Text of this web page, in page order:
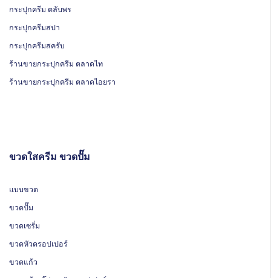
กระปุกครีม ตลับพร
กระปุกครีมสปา
กระปุกครีมสครับ
ร้านขายกระปุกครีม ตลาดไท
ร้านขายกระปุกครีม ตลาดไอยรา
ขวดใสครีม ขวดปั๊ม
แบบขวด
ขวดปั๊ม
ขวดเซรั่ม
ขวดหัวดรอปเปอร์
ขวดแก้ว